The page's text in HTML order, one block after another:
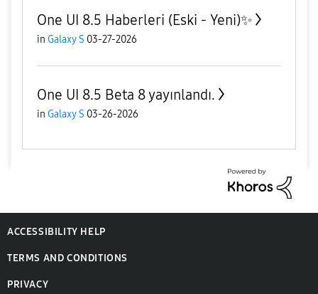
One UI 8.5 Haberleri (Eski - Yeni)✨️
in Galaxy S 03-27-2026
One UI 8.5 Beta 8 yayınlandı.
in Galaxy S 03-26-2026
ACCESSIBILITY HELP
TERMS AND CONDITIONS
PRIVACY